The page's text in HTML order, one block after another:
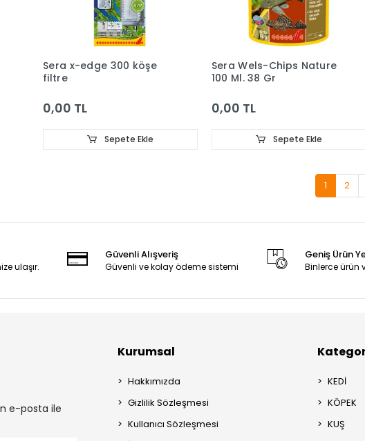
Sera x-edge 300 köşe
filtre
0,00 TL
Sepete Ekle
Sera Wels-Chips Nature
100 Ml. 38 Gr
0,00 TL
Sepete Ekle
1 2
ulaşır.
Güvenli Alışveriş
Güvenli ve kolay ödeme sistemi
Geniş Ürün
Binlerce ürün
e-posta ile
Kurumsal
Hakkımızda
Gizlilik Sözleşmesi
Kullanıcı Sözleşmesi
KEDİ
KÖPEK
KUŞ